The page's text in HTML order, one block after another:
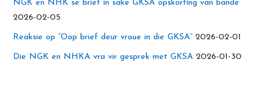
NGK en NHK se brief in sake GKSA opskorting van bande
2026-02-05
Reaksie op “Oop brief deur vroue in die GKSA” 2026-02-01
Die NGK en NHKA vra vir gesprek met GKSA 2026-01-30